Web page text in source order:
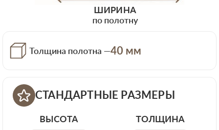
ШИРИНА
по полотну
Толщина полотна —40 мм
СТАНДАРТНЫЕ РАЗМЕРЫ
ВЫСОТА ТОЛЩИНА